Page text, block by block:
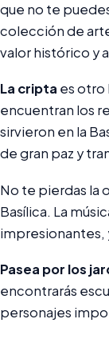
que no te
colección de
valor histórico y
La cripta es otro
encuentran los
sirvieron en la
de gran paz y
No te pierdas la
Basílica. La
impresionantes,
Pasea por los
encontrarás
personajes